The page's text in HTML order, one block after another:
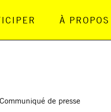
À PROPOS
Communiqué de presse